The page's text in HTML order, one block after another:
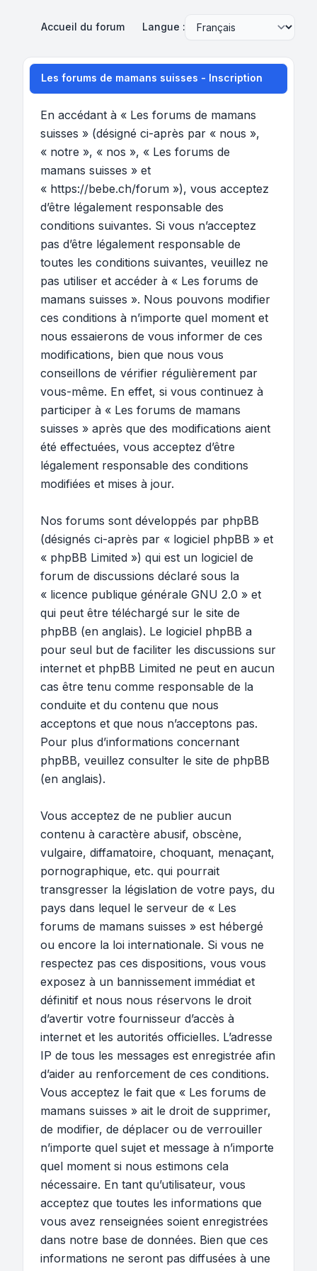
Accueil du forum Langue :
Les forums de mamans suisses - Inscription
En accédant à « Les forums de mamans
suisses » (désigné ci-après par « nous »,
« notre », « nos », « Les forums de
mamans suisses » et
« https://bebe.ch/forum »), vous acceptez
d’être légalement responsable des
conditions suivantes. Si vous n’acceptez
pas d’être légalement responsable de
toutes les conditions suivantes, veuillez ne
pas utiliser et accéder à « Les forums de
mamans suisses ». Nous pouvons modifier
ces conditions à n’importe quel moment et
nous essaierons de vous informer de ces
modifications, bien que nous vous
conseillons de vérifier régulièrement par
vous-même. En effet, si vous continuez à
participer à « Les forums de mamans
suisses » après que des modifications aient
été effectuées, vous acceptez d’être
légalement responsable des conditions
modifiées et mises à jour.
Nos forums sont développés par phpBB
(désignés ci-après par « logiciel phpBB » et
« phpBB Limited ») qui est un logiciel de
forum de discussions déclaré sous la
« licence publique générale GNU 2.0 » et
qui peut être téléchargé sur le site de
phpBB (en anglais). Le logiciel phpBB a
pour seul but de faciliter les discussions sur
internet et phpBB Limited ne peut en aucun
cas être tenu comme responsable de la
conduite et du contenu que nous
acceptons et que nous n’acceptons pas.
Pour plus d’informations concernant
phpBB, veuillez consulter le site de phpBB
(en anglais).
Vous acceptez de ne publier aucun
contenu à caractère abusif, obscène,
vulgaire, diffamatoire, choquant, menaçant,
pornographique, etc. qui pourrait
transgresser la législation de votre pays, du
pays dans lequel le serveur de « Les
forums de mamans suisses » est hébergé
ou encore la loi internationale. Si vous ne
respectez pas ces dispositions, vous vous
exposez à un bannissement immédiat et
définitif et nous nous réservons le droit
d’avertir votre fournisseur d’accès à
internet et les autorités officielles. L’adresse
IP de tous les messages est enregistrée afin
d’aider au renforcement de ces conditions.
Vous acceptez le fait que « Les forums de
mamans suisses » ait le droit de supprimer,
de modifier, de déplacer ou de verrouiller
n’importe quel sujet et message à n’importe
quel moment si nous estimons cela
nécessaire. En tant qu’utilisateur, vous
acceptez que toutes les informations que
vous avez renseignées soient enregistrées
dans notre base de données. Bien que ces
informations ne seront pas diffusées à une